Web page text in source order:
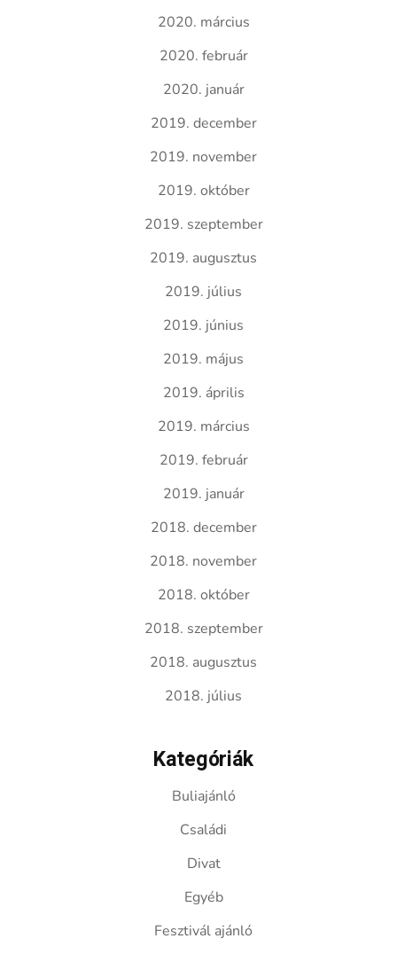
2020. március
2020. február
2020. január
2019. december
2019. november
2019. október
2019. szeptember
2019. augusztus
2019. július
2019. június
2019. május
2019. április
2019. március
2019. február
2019. január
2018. december
2018. november
2018. október
2018. szeptember
2018. augusztus
2018. július
Kategóriák
Buliajánló
Családi
Divat
Egyéb
Fesztivál ajánló